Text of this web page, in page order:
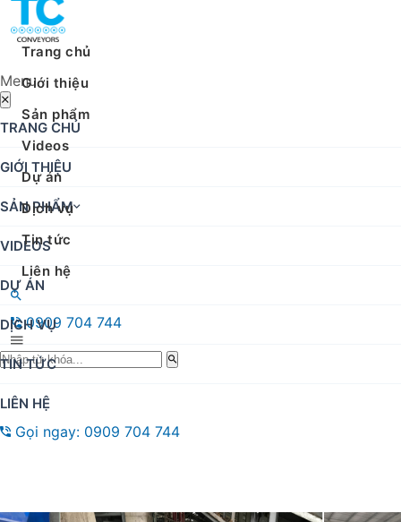
Trang chủ
Giới thiệu
Sản phẩm
Videos
Dự án
Dịch vụ
Tin tức
Liên hệ
0909 704 744
Menu
TRANG CHỦ
GIỚI THIỆU
SẢN PHẨM
VIDEOS
DỰ ÁN
DỊCH VỤ
TIN TỨC
LIÊN HỆ
Gọi ngay: 0909 704 744